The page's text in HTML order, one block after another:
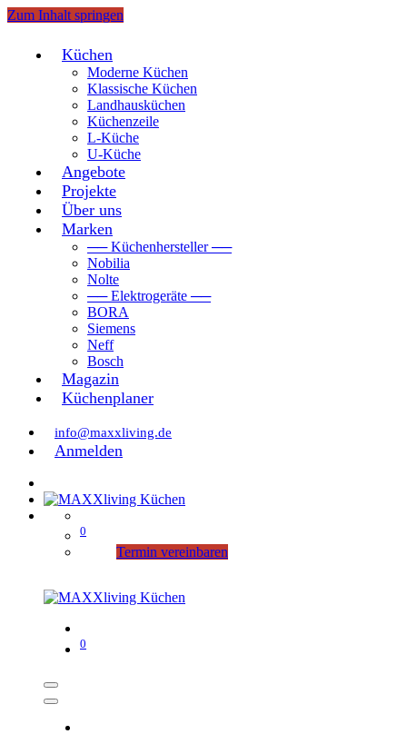
Zum Inhalt springen
Küchen
Moderne Küchen
Klassische Küchen
Landhausküchen
Küchenzeile
L-Küche
U-Küche
Angebote
Projekte
Über uns
Marken
── Küchenhersteller ──
Nobilia
Nolte
── Elektrogeräte ──
BORA
Siemens
Neff
Bosch
Magazin
Küchenplaner
info@maxxliving.de
Anmelden
0
Termin vereinbaren
0